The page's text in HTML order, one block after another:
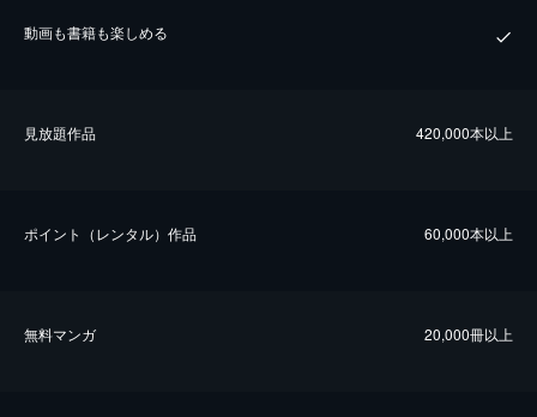
動画も書籍も楽しめる
⾒放題作品 420,000本以上
ポイント（レンタル）作品 60,000本以上
無料マンガ 20,000冊以上